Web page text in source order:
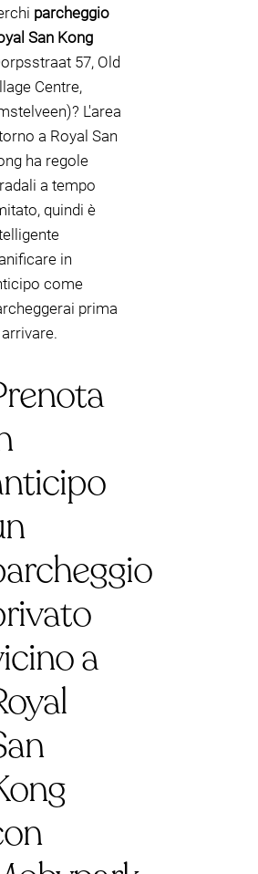
parcheggio
San Kong
57, Old
Centre,
L'area
a Royal San
ha regole
a tempo
quindi è
in
come
prima
a